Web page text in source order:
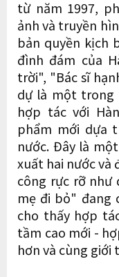
từ năm 1997,
ảnh và truyền
bản quyền kịch
đình đám của
trời", "Bác sĩ
dự là một trong
hợp tác với
phẩm mới dựa
nước. Đây là
xuất hai nước và
công rực rỡ như
mẹ đi bỏ" đang
cho thấy hợp
tầm cao mới -
hơn và cùng giới